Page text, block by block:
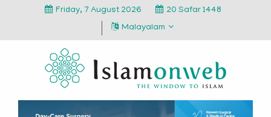
Friday, 7 August 2026
20 Safar 1448
Malayalam